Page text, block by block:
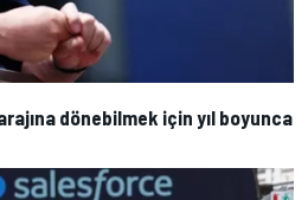
dönebilmek için yıl boyunca